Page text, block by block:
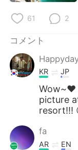
Türkçe
Português
61 2
コメント
KR JP
Wow~♥
picture
resort!!!
fa
AR EN